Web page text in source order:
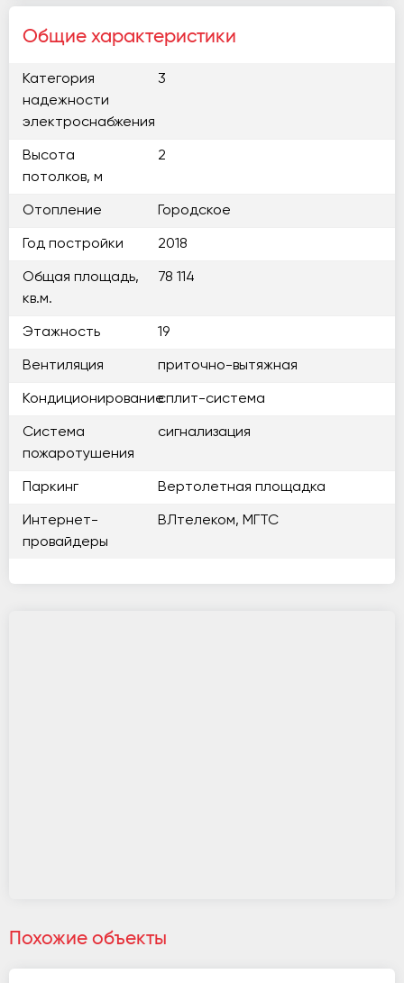
Общие характеристики
Категория
надежности
электроснабжения
3
Высота
потолков, м
2
Отопление Городское
Год постройки 2018
Общая площадь,
кв.м.
78 114
Этажность 19
Вентиляция приточно-вытяжная
Кондиционированиесплит-система
Система
пожаротушения
сигнализация
Паркинг Вертолетная площадка
Интернет-
провайдеры
ВЛтелеком, МГТС
Похожие объекты